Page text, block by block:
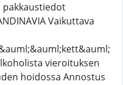
pakkaustiedot
Vaikuttava
vieroituksen
hoidossa Annostus